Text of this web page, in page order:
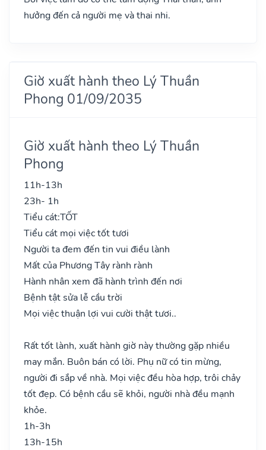
hưởng đến cả người mẹ và thai nhi.
Giờ xuất hành theo Lý Thuần
Phong 01/09/2035
Giờ xuất hành theo Lý Thuần
Phong
11h-13h
23h- 1h
Tiểu cát:TỐT
Tiểu cát mọi việc tốt tươi
Người ta đem đến tin vui điều lành
Mất của Phương Tây rành rành
Hành nhân xem đã hành trình đến nơi
Bệnh tật sửa lễ cầu trời
Mọi việc thuận lợi vui cười thật tươi..
Rất tốt lành, xuất hành giờ này thường gặp nhiều
may mắn. Buôn bán có lời. Phụ nữ có tin mừng,
người đi sắp về nhà. Mọi việc đều hòa hợp, trôi chảy
tốt đẹp. Có bệnh cầu sẽ khỏi, người nhà đều mạnh
khỏe.
1h-3h
13h-15h